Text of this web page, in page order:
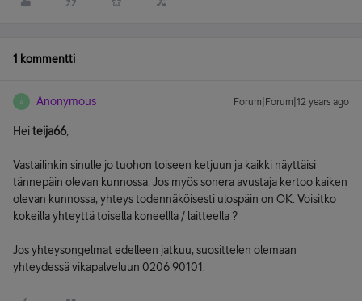
1 kommentti
A Anonymous Forum|Forum|12 years ago
Heiteija66,
Vastailinkin sinulle jo tuohon toiseen ketjuun ja kaikki näyttäisi
tännepäin olevan kunnossa. Jos myös sonera avustaja kertoo kaiken
olevan kunnossa, yhteys todennäköisesti ulospäin on OK. Voisitko
kokeilla yhteyttä toisella koneellla / laitteella ?
Jos yhteysongelmat edelleen jatkuu, suosittelen olemaan
yhteydessä vikapalveluun 0206 90101.